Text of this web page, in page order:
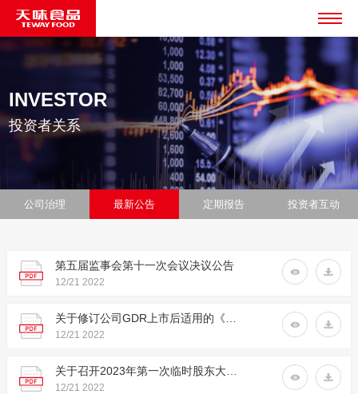
INVESTOR
投资者关系
公司治理 最新公告 定期报告 投资者互动
第五届监事会第十一次会议决议公告
12/21 2022
12/21 2022
关于召开2023年第一次临时股东大会的通知
12/21 2022